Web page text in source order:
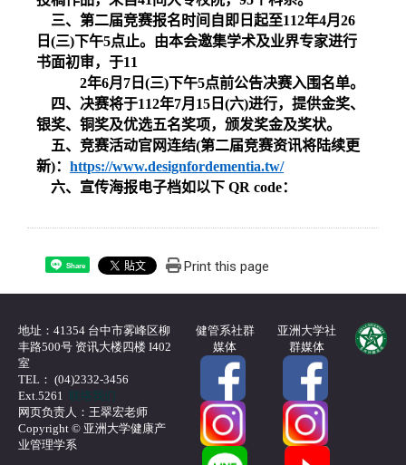
三、第二届竞赛报名时间自即日起至112年4月26
日(三)下午5点止。由本会邀集学术及业界专家进行
书面初审，于11
2年6月 7 日(三)下午5点前公告决赛入围名单。
四、决赛将于112年7月 15 日(六)进行，提供金奖、
银奖、铜奖及优选五名奖项，颁发奖金及奖状。
五、竞赛活动官网连结(第二届竞赛资讯将陆续更
新)：https://www.designfordementia.tw/
六、宣传海报电子档如以下 QR code：
Share Print this page
地址：41354 台中市雾峰区柳
丰路500号 资讯大楼四楼 I402
室
TEL： (04)2332-3456
Ext.5261联络我们
网页负责人：王翠宏老师
Copyright © 亚洲大学健康产
业管理学系
健管系社群
媒体
亚洲大学社
群媒体